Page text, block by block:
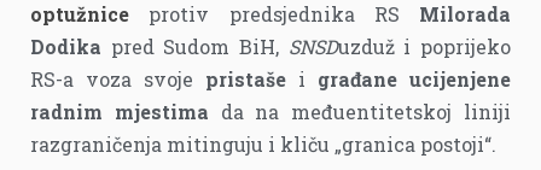
optužnice protiv predsjednika RS Milorada
Dodika pred Sudom BiH, SNSDuzduž i poprijeko
RS-a voza svoje pristaše i građane ucijenjene
radnim mjestima da na međuentitetskoj liniji
razgraničenja mitinguju i kliču „granica postoji“.